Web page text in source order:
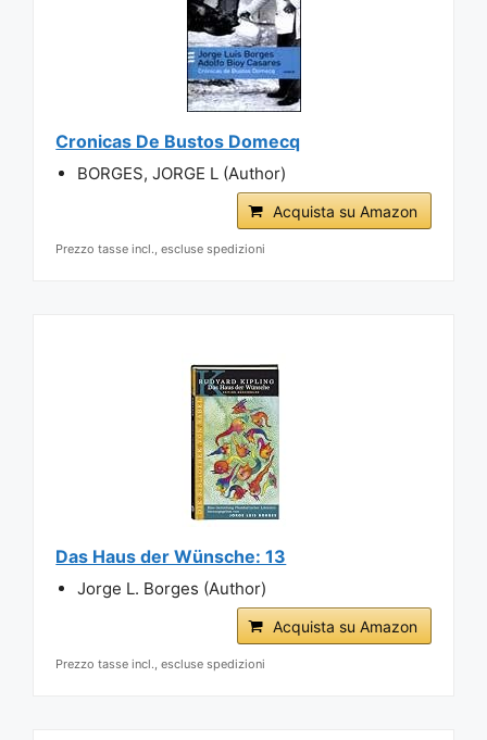
Cronicas De Bustos Domecq
BORGES, JORGE L (Author)
Acquista su Amazon
Prezzo tasse incl., escluse spedizioni
Das Haus der Wünsche: 13
Jorge L. Borges (Author)
Acquista su Amazon
Prezzo tasse incl., escluse spedizioni